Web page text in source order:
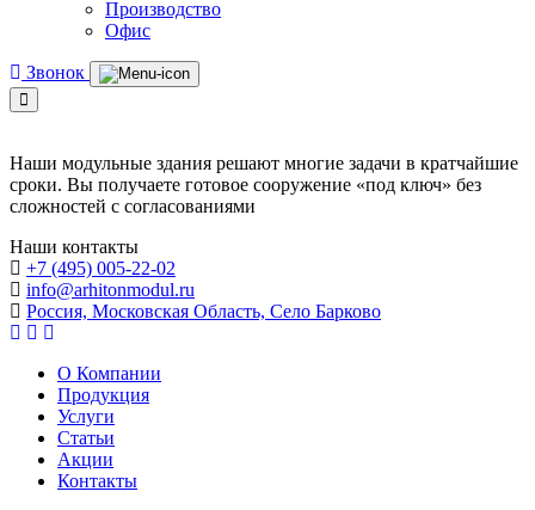
Производство
Офис
Звонок
Наши модульные здания решают многие задачи в кратчайшие
сроки. Вы получаете готовое сооружение «под ключ» без
сложностей с согласованиями
Наши контакты
+7 (495) 005-22-02
info@arhitonmodul.ru
Россия, Московская Область, Село Барково
О Компании
Продукция
Услуги
Статьи
Акции
Контакты